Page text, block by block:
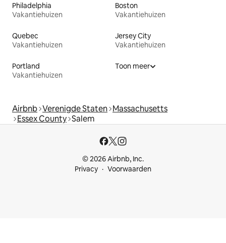
Philadelphia
Vakantiehuizen
Boston
Vakantiehuizen
Quebec
Vakantiehuizen
Jersey City
Vakantiehuizen
Portland
Vakantiehuizen
Toon meer
Airbnb Verenigde Staten Massachusetts
Essex County Salem
© 2026 Airbnb, Inc.
Privacy
Voorwaarden